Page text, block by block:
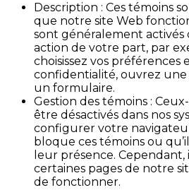
Description : Ces témoins
que notre site Web
sont généralement activés
action de votre part, par
choisissez vos préférences
confidentialité, ouvrez une
un formulaire.
Gestion des témoins :
être désactivés dans nos
configurer votre
bloque ces témoins ou
leur présence.
certaines pages de notre
de fonctionner.